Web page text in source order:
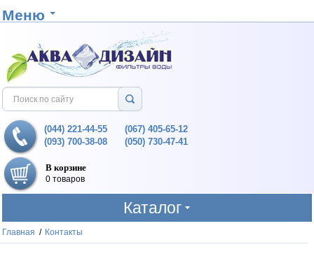
Меню
(044) 221-44-55
(093) 700-38-08
(067) 405-65-12
(050) 730-47-41
В корзине
0 товаров
Каталог
Главная / Контакты